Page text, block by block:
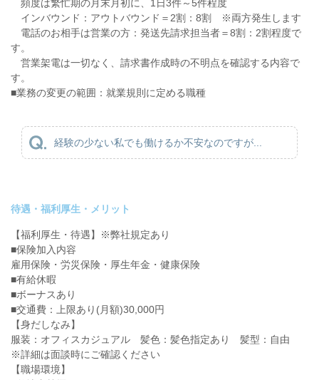
頻度は繁忙期の月末月初に、1日3件～5件程度
インバウンド：アウトバウンド＝2割：8割 ※両方発生します
電話のお相手は営業の方：発送先請求担当者＝8割：2割程度で
す。
営業架電は一切なく、請求書作成時の不明点を確認する内容で
す。
■業務の変更の範囲：就業規則に定める職種
経験の少ない私でも働けるか不安なのですが...
待遇・福利厚生・メリット
【福利厚生・待遇】※弊社規定あり
■保険加入内容
雇用保険・労災保険・厚生年金・健康保険
■有給休暇
■ボーナスあり
■交通費：上限あり(月額)30,000円
【身だしなみ】
服装：オフィスカジュアル 髪色：髪色指定あり 髪型：自由
※詳細は面談時にご確認ください
【職場環境】